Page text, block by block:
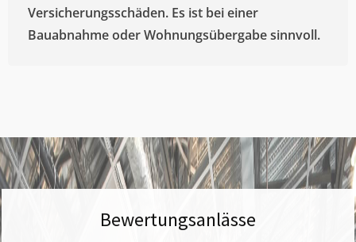
Versicherungsschäden. Es ist bei einer
Bauabnahme oder Wohnungsübergabe sinnvoll.
Bewertungsanlässe